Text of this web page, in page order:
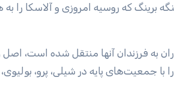
برینگ که روسیه امروزی و آلاسکا را
به فرزندان آنها منتقل شده است،
پایه در شیلی، پرو، بولیوی،